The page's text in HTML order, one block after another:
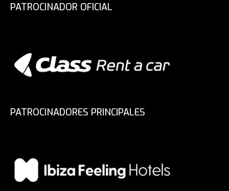
PATROCINADOR OFICIAL
PATROCINADORES PRINCIPALES